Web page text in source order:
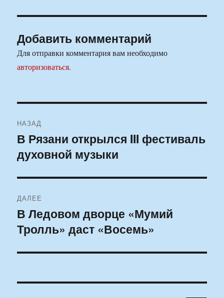
Добавить комментарий
Для отправки комментария вам необходимо
авторизоваться.
по
записям
НАЗАД
Предыдущая
запись:
В Рязани открылся III фестиваль
духовной музыки
ДАЛЕЕ
Следующая
запись:
В Ледовом дворце «Мумий
Тролль» даст «Восемь»